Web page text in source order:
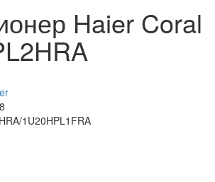
Haier Coral
1U20HPL1FRA